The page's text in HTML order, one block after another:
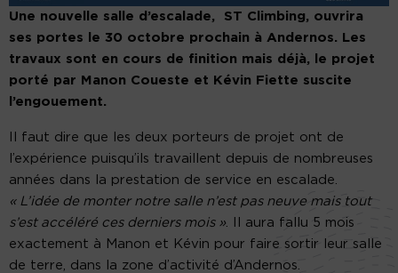
Une nouvelle salle d’escalade, ST Climbing, ouvrira
ses portes le 30 octobre prochain à Andernos. Les
travaux sont en cours de finition mais déjà, le projet
porté par Manon Coueste et Kévin Fiette suscite
l’engouement.
Il faut dire que les deux porteurs de projet ont de
l’expérience puisqu’ils travaillent depuis de nombreuses
années dans la prestation de service en escalade.
« L’idée de monter notre salle n’est pas neuve mais tout
s’est accéléré ces derniers mois » . Il aura fallu 5 mois
exactement à Manon et Kévin pour faire sortir leur salle
de terre, dans la zone d’activité d’Andernos.